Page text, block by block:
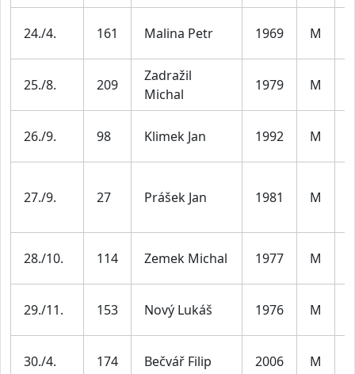
24./4. 161 Malina Petr 1969 M
25./8. 209
Zadražil
Michal
1979 M
26./9. 98 Klimek Jan 1992 M
27./9. 27 Prášek Jan 1981 M
28./10. 114 Zemek Michal 1977 M
29./11. 153 Nový Lukáš 1976 M
30./4. 174 Bečvář Filip 2006 M